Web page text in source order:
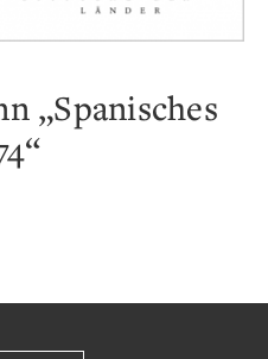
„Spanisches